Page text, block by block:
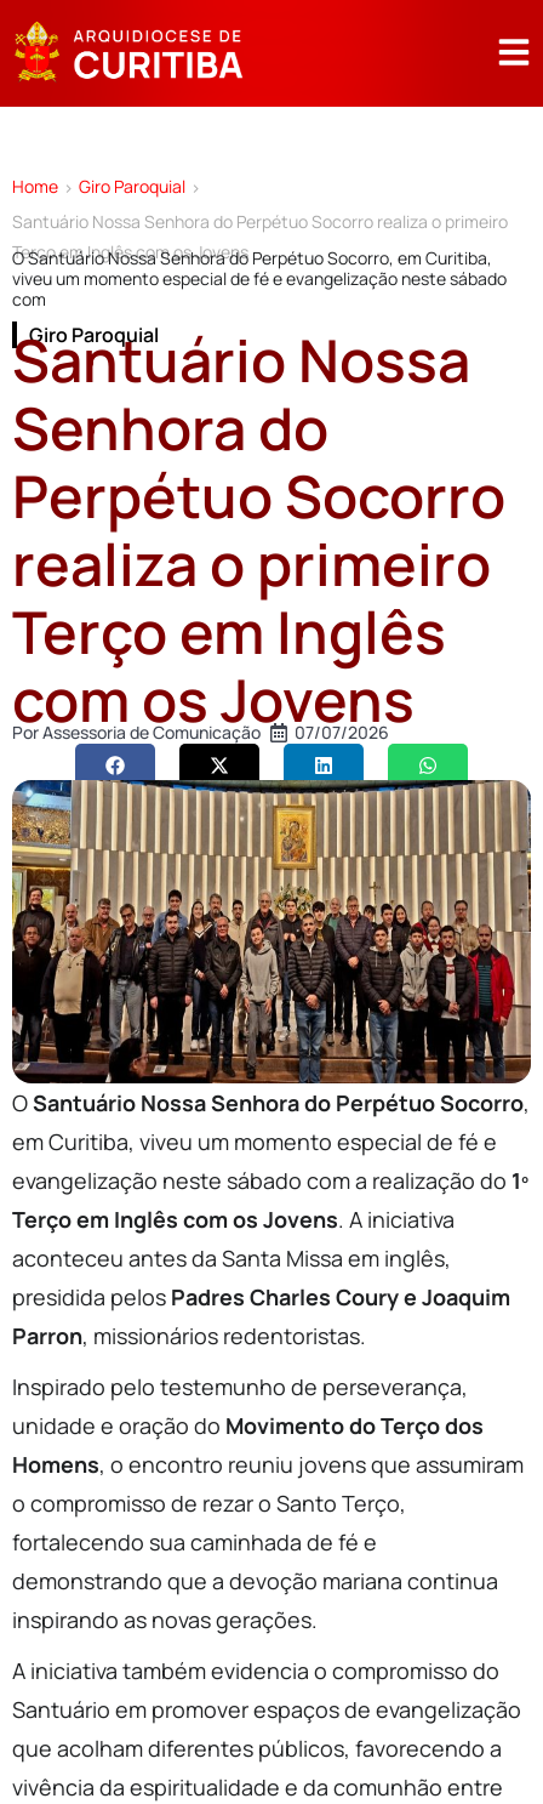
Home > Giro Paroquial >
Santuário Nossa Senhora do Perpétuo Socorro realiza o primeiro
Terço em Inglês com os Jovens
O Santuário Nossa Senhora do Perpétuo Socorro, em Curitiba,
viveu um momento especial de fé e evangelização neste sábado
com
Giro Paroquial
Santuário Nossa
Senhora do
Perpétuo Socorro
realiza o primeiro
Terço em Inglês
com os Jovens
PorAssessoria de Comunicação 07/07/2026
OSantuário Nossa Senhora do Perpétuo Socorro,
em Curitiba, viveu um momento especial de fé e
evangelização neste sábado com a realização do 1º
Terço em Inglês com os Jovens. A iniciativa
aconteceu antes da Santa Missa em inglês,
presidida pelos Padres Charles Coury e Joaquim
Parron, missionários redentoristas.
Inspirado pelo testemunho de perseverança,
unidade e oração do Movimento do Terço dos
Homens, o encontro reuniu jovens que assumiram
o compromisso de rezar o Santo Terço,
fortalecendo sua caminhada de fé e
demonstrando que a devoção mariana continua
inspirando as novas gerações.
A iniciativa também evidencia o compromisso do
Santuário em promover espaços de evangelização
que acolham diferentes públicos, favorecendo a
vivência da espiritualidade e da comunhão entre